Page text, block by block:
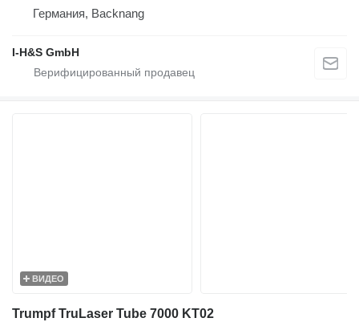
Германия, Backnang
I-H&S GmbH
ВИДЕО
Trumpf TruLaser Tube 7000 KT02